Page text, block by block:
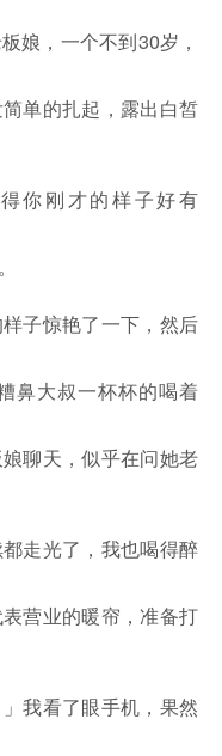
，一个不到30岁，
单的扎起，露出白皙
刚才的样子好有
惊艳了一下，然后
鼻大叔一杯杯的喝着
聊天，似乎在问她老
走光了，我也喝得醉
营业的暖帘，准备打
我看了眼手机，果然